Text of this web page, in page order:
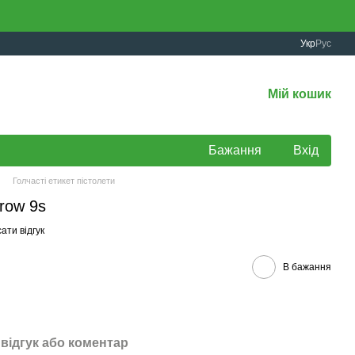
УкрРус
Мій кошик
Бажання Вхід
Голчасті етикет пістолети
9s
відгук
В бажання
або коментар